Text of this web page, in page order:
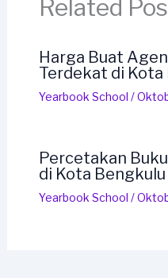
Related
Harga Buat
Terdekat di Kota
Yearbook School /
Percetakan
di Kota Bengkulu
Yearbook School /